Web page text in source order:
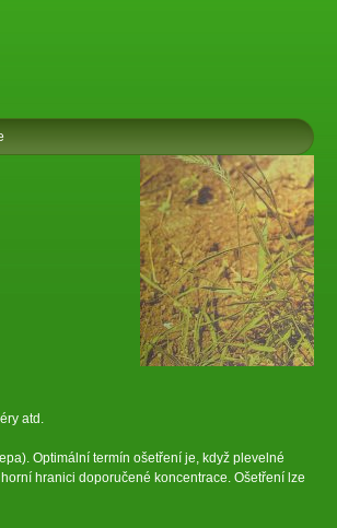
atd.
Optimální termín ošetření je, když plevelné
hranici doporučené koncentrace. Ošetření lze